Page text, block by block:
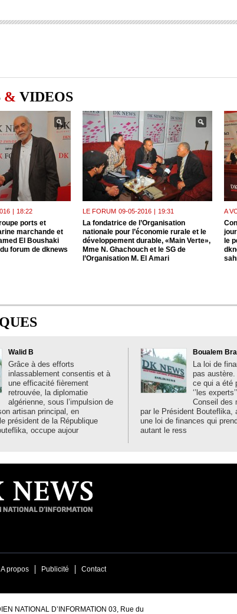
& VIDEOS
| 18:22
ports et
marchande et
El Boushaki
forum de dknews
LE FORUM 09-05-2016 | 19:31
La fondatrice de l’Organisation
nationale pour l’économie rurale et le
développement durable, «Main Verte»,
Mme N. Ghachouch et le SG de
l’Organisation M. El Amari
A
le
Walid B
Grâce à des efforts
inlassablement consentis et à
une efficacité fièrement
retrouvée, la diplomatie
algérienne, sous l’impulsion de
artisan principal, en
président de la République
occupe aujour
Boualem
La loi de
pas
ce qui a été
‘’les
Conseil des
par le Président Bouteflika,
une loi de finances qui
autant le ress
A propos Publicité Contact
NATIONAL D’INFORMATION 03, Rue du